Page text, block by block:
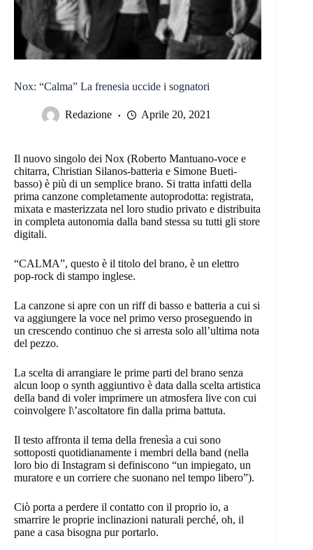
Nox: “Calma” La frenesia uccide i sognatori
Redazione Aprile 20, 2021
Il nuovo singolo dei Nox (Roberto Mantuano-voce e
chitarra, Christian Silanos-batteria e Simone Bueti-
basso) è più di un semplice brano. Si tratta infatti della
prima canzone completamente autoprodotta: registrata,
mixata e masterizzata nel loro studio privato e distribuita
in completa autonomia dalla band stessa su tutti gli store
digitali.
“CALMA”, questo è il titolo del brano, è un elettro
pop-rock di stampo inglese.
La canzone si apre con un riff di basso e batteria a cui si
va aggiungere la voce nel primo verso proseguendo in
un crescendo continuo che si arresta solo all’ultima nota
del pezzo.
La scelta di arrangiare le prime parti del brano senza
alcun loop o synth aggiuntivo è data dalla scelta artistica
della band di voler imprimere un atmosfera live con cui
coinvolgere l\’ascoltatore fin dalla prima battuta.
Il testo affronta il tema della frenesìa a cui sono
sottoposti quotidianamente i membri della band (nella
loro bio di Instagram si definiscono “un impiegato, un
muratore e un corriere che suonano nel tempo libero”).
Ciò porta a perdere il contatto con il proprio io, a
smarrire le proprie inclinazioni naturali perché, oh, il
pane a casa bisogna pur portarlo.